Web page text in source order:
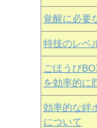
覚醒に必要
特技のレベ
ごほうび
を効率的に
効率的な絆
について